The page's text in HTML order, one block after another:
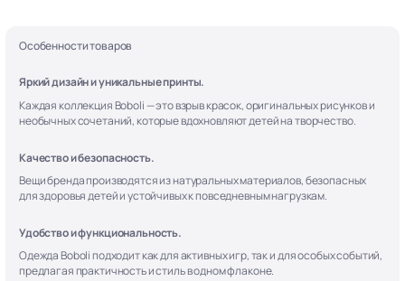
Особенности товаров
Яркий дизайн и уникальные принты.
Каждая коллекция Boboli — это взрыв красок, оригинальных рисунков и
необычных сочетаний, которые вдохновляют детей на творчество.
Качество и безопасность.
Вещи бренда производятся из натуральных материалов, безопасных
для здоровья детей и устойчивых к повседневным нагрузкам.
Удобство и функциональность.
Одежда Boboli подходит как для активных игр, так и для особых событий,
предлагая практичность и стиль в одном флаконе.